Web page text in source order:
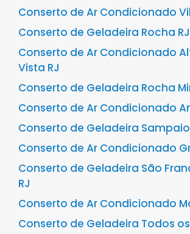
Conserto de Ar Condicionado
Conserto de Geladeira Rocha RJ
Conserto de Ar Condicionado
Vista RJ
Conserto de Geladeira Rocha
Conserto de Ar Condicionado
Conserto de Geladeira Sampaio
Conserto de Ar Condicionado
Conserto de Geladeira São
RJ
Conserto de Ar Condicionado
Conserto de Geladeira Todos